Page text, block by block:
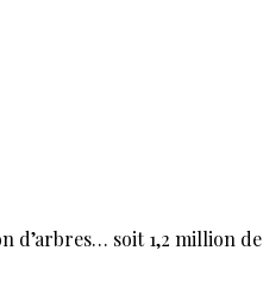
d’arbres… soit 1,2 million de